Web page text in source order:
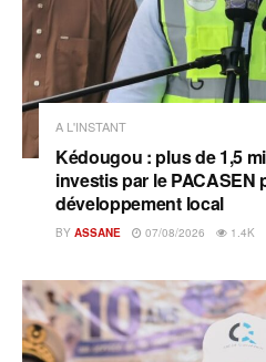
A L'INSTANT
Kédougou : plus de 1,5
investis par le PACASEN
développement local
BY ASSANE 07/08/2026 1.4K